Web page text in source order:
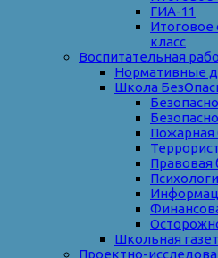
ГИА-11
Итоговое
класс
Воспитательная
Нормативные
Школа
Пожарная
Правовая
Школьная
Проектно-